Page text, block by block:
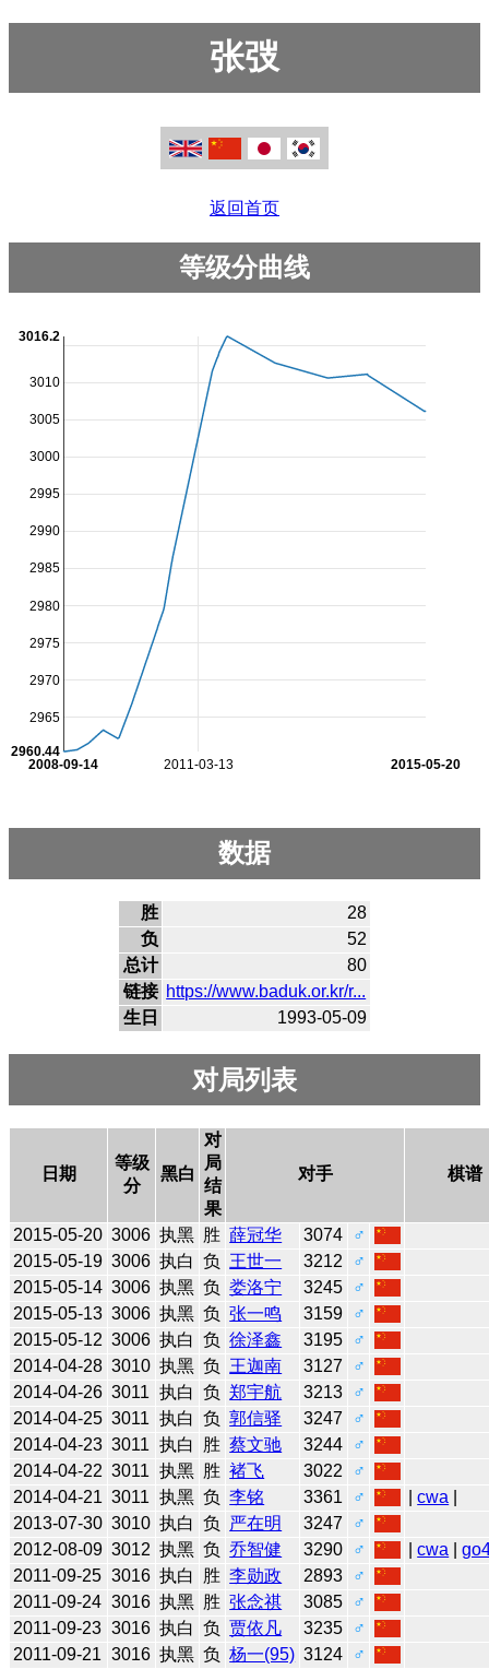
张弢
返回首页
等级分曲线
2011-03-13
2008-09-14 2015-05-20
2965
2970
2975
2980
2985
2990
2995
3000
3005
3010
2960.44
3016.2
数据
胜
28
负
52
总计
80
链接 https://www.baduk.or.kr/r...
生日
1993-05-09
对局列表
日期
等级
分
黑白
对
局
结
果
对手 棋谱
2015-05-20 3006 执黑 胜 薛冠华 3074
♂
2015-05-19 3006 执白 负 王世一 3212
♂
2015-05-14 3006 执黑 负 娄洛宁 3245
♂
2015-05-13 3006 执黑 负 张一鸣 3159
♂
2015-05-12 3006 执白 负 徐泽鑫 3195
♂
2014-04-28 3010 执黑 负 王迦南 3127
♂
2014-04-26 3011 执白 负 郑宇航 3213
♂
2014-04-25 3011 执白 负 郭信驿 3247
♂
2014-04-23 3011 执白 胜 蔡文驰 3244
♂
2014-04-22 3011 执黑 胜 褚飞 3022
♂
2014-04-21 3011 执黑 负 李铭 3361 ♂ |cwa
2013-07-30 3010 执白 负 严在明 3247
♂
2012-08-09 3012 执黑 负 乔智健 3290 ♂ |cwa |
2011-09-25 3016 执白 胜 李勋政 2893
♂
2011-09-24 3016 执黑 胜 张念祺 3085
♂
2011-09-23 3016 执白 负 贾依凡 3235
♂
2011-09-21 3016 执黑 负 杨一(95) 3124
♂